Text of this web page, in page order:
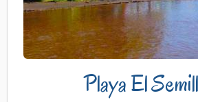
Playa El